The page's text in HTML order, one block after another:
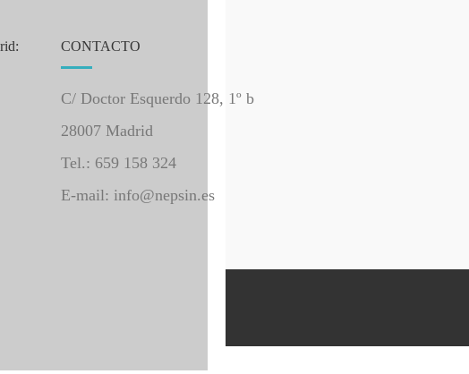
CONTACTO
C/ Doctor Esquerdo 128, 1º b
28007 Madrid
Tel.: 659 158 324
E-mail: info@nepsin.es